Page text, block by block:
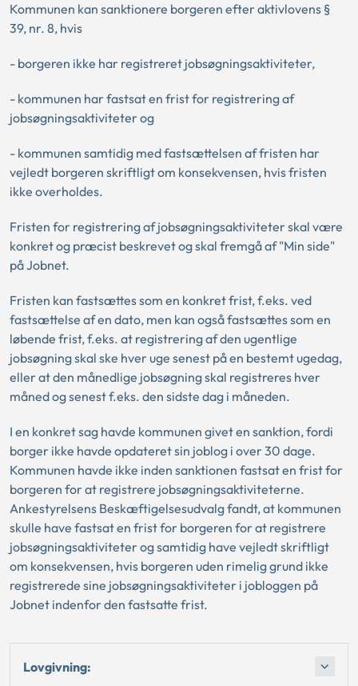
Kommunen kan sanktionere borgeren efter aktivlovens §
39, nr. 8, hvis
- borgeren ikke har registreret jobsøgningsaktiviteter,
- kommunen har fastsat en frist for registrering af
jobsøgningsaktiviteter og
- kommunen samtidig med fastsættelsen af fristen har
vejledt borgeren skriftligt om konsekvensen, hvis fristen
ikke overholdes.
Fristen for registrering af jobsøgningsaktiviteter skal være
konkret og præcist beskrevet og skal fremgå af "Min side"
på Jobnet.
Fristen kan fastsættes som en konkret frist, f.eks. ved
fastsættelse af en dato, men kan også fastsættes som en
løbende frist, f.eks. at registrering af den ugentlige
jobsøgning skal ske hver uge senest på en bestemt ugedag,
eller at den månedlige jobsøgning skal registreres hver
måned og senest f.eks. den sidste dag i måneden.
I en konkret sag havde kommunen givet en sanktion, fordi
borger ikke havde opdateret sin joblog i over 30 dage.
Kommunen havde ikke inden sanktionen fastsat en frist for
borgeren for at registrere jobsøgningsaktiviteterne.
Ankestyrelsens Beskæftigelsesudvalg fandt, at kommunen
skulle have fastsat en frist for borgeren for at registrere
jobsøgningsaktiviteter og samtidig have vejledt skriftligt
om konsekvensen, hvis borgeren uden rimelig grund ikke
registrerede sine jobsøgningsaktiviteter i jobloggen på
Jobnet indenfor den fastsatte frist.
Lovgivning: